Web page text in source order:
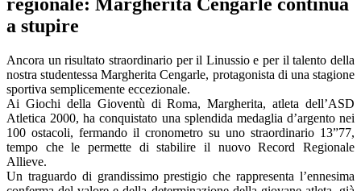
regionale: Margherita Cengarle continua
a stupire
Ancora un risultato straordinario per il Linussio e per il talento della
nostra studentessa Margherita Cengarle, protagonista di una stagione
sportiva semplicemente eccezionale.
Ai Giochi della Gioventù di Roma, Margherita, atleta dell’ASD
Atletica 2000, ha conquistato una splendida medaglia d’argento nei
100 ostacoli, fermando il cronometro su uno straordinario 13”77,
tempo che le permette di stabilire il nuovo Record Regionale
Allieve.
Un traguardo di grandissimo prestigio che rappresenta l’ennesima